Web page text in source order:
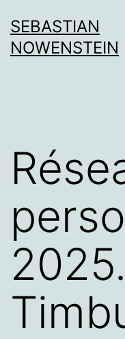
au
contenu
SEBASTIAN
NOWENSTEIN
2025.